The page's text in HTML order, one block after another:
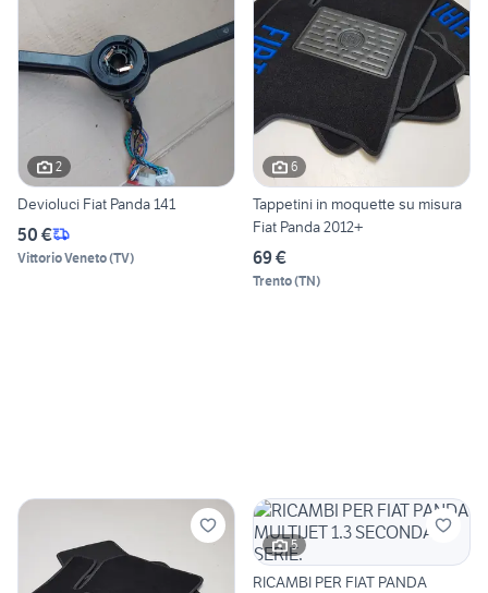
2
Devioluci Fiat Panda 141
50 €
Vittorio Veneto(TV)
6
Tappetini in moquette su misura
Fiat Panda 2012+
69 €
Trento(TN)
5
RICAMBI PER FIAT PANDA